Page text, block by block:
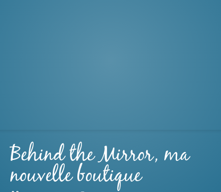
Behind the Mirror, ma
nouvelle boutique